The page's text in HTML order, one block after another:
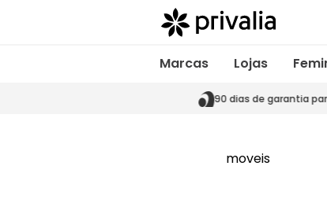
Marcas Lojas
90 dias de garantia
moveis